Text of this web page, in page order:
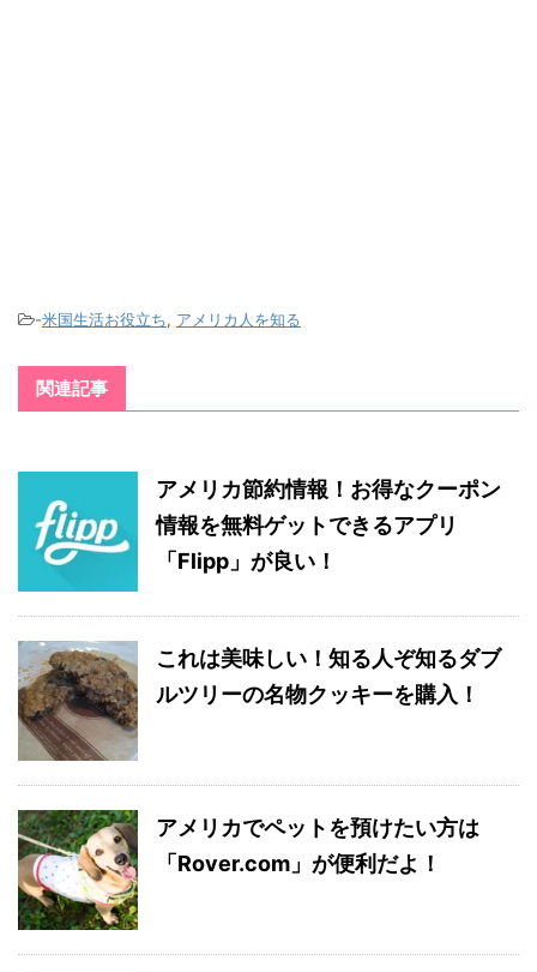
-米国生活お役立ち, アメリカ人を知る
関連記事
アメリカ節約情報！お得なクーポン
情報を無料ゲットできるアプリ
「Flipp」が良い！
これは美味しい！知る人ぞ知るダブ
ルツリーの名物クッキーを購入！
アメリカでペットを預けたい方は
「Rover.com」が便利だよ！